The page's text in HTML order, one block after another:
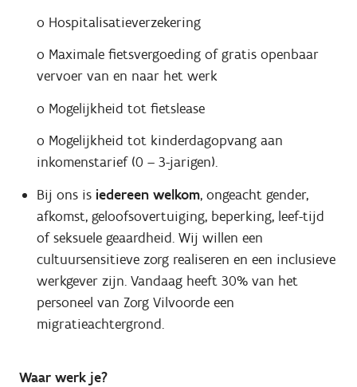
o Hospitalisatieverzekering
o Maximale fietsvergoeding of gratis openbaar
vervoer van en naar het werk
o Mogelijkheid tot fietslease
o Mogelijkheid tot kinderdagopvang aan
inkomenstarief (0 – 3-jarigen).
Bij ons is iedereen welkom, ongeacht gender,
afkomst, geloofsovertuiging, beperking, leef-tijd
of seksuele geaardheid. Wij willen een
cultuursensitieve zorg realiseren en een inclusieve
werkgever zijn. Vandaag heeft 30% van het
personeel van Zorg Vilvoorde een
migratieachtergrond.
Waar werk je?